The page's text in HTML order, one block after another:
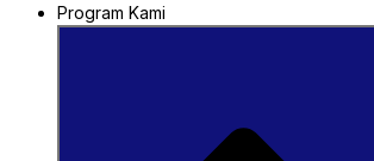
Program Kami